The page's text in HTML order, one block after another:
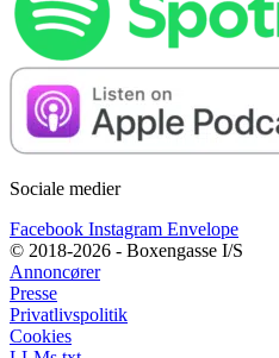
Sociale medier
Facebook Instagram Envelope
© 2018-2026 - Boxengasse I/S
Annoncører
Presse
Privatlivspolitik
Cookies